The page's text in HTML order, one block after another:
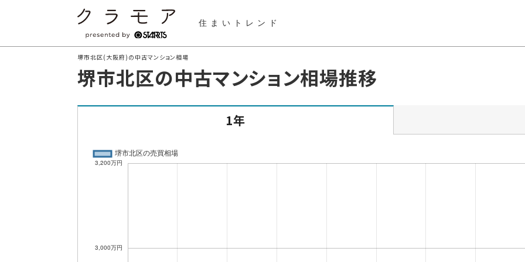
住まいトレンド
堺市北区(大阪府)の中古マンション相場
堺市北区の中古マンション相場推移
1年